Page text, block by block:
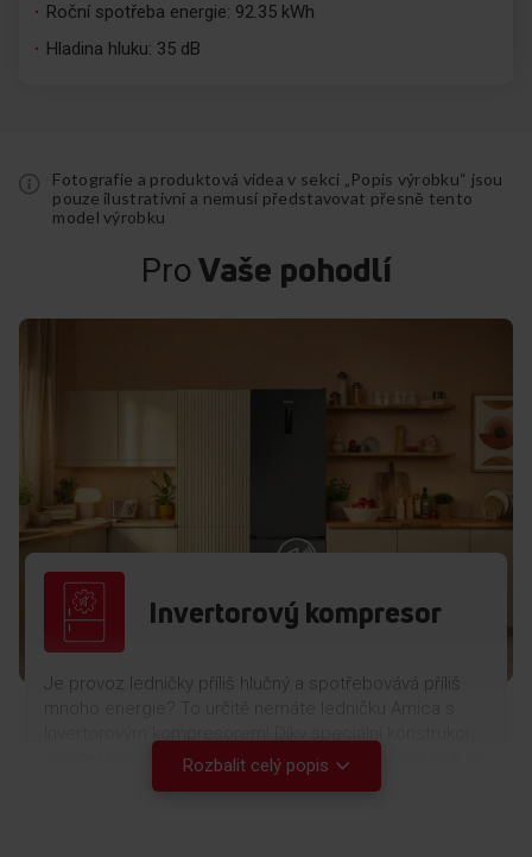
Roční spotřeba energie: 92.35 kWh
Hladina hluku: 35 dB
Fotografie a produktová videa v sekci „Popis výrobku“ jsou
pouze ilustrativní a nemusí představovat přesně tento
model výrobku
ProVaše pohodlí
Invertorový kompresor
Je provoz ledničky příliš hlučný a spotřebovává příliš
spotřebovává mnohem méně elektřiny a snižuje hluk na
minimum. Tišší, levnější, ekologičtější!
Rozbalit celý popis